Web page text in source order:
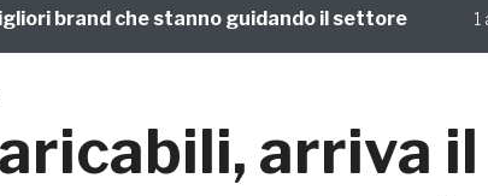
brand che stanno guidando il settore 1
arriva